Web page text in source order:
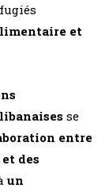
et
se
entre
des
un